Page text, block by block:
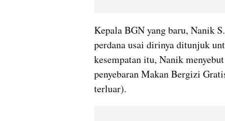
Kepala BGN yang baru, Nanik
perdana usai dirinya ditunjuk
kesempatan itu, Nanik
penyebaran Makan Bergizi
terluar).